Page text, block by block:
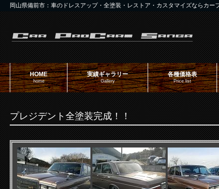
岡山県備前市：車のドレスアップ・全塗装・レストア・カスタマイズならカー
HOME
home
実績ギャラリー
Gallery
各種価格表
Price list
プレジデント全塗装完成！！